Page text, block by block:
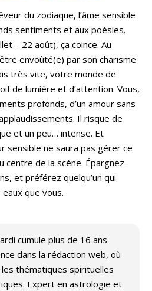
du zodiaque, l’âme sensible
sentiments et aux poésies.
– 22 août), ça coince. Au
envoûté(e) par son charisme
très vite, votre monde de
de lumière et d’attention. Vous,
profonds, d’un amour sans
Il risque de
et un peu… intense. Et
ne saura pas gérer ce
centre de la scène. Épargnez-
et préférez quelqu’un qui
que vous.
cumule plus de 16 ans
dans la rédaction web, où
thématiques spirituelles
Expert en astrologie et